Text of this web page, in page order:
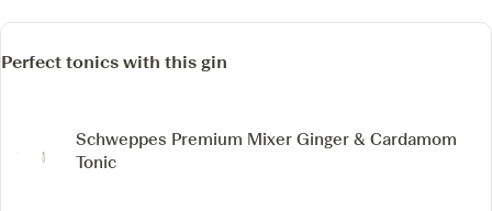
Perfect tonics with this gin
Schweppes Premium Mixer Ginger & Cardamom
Tonic